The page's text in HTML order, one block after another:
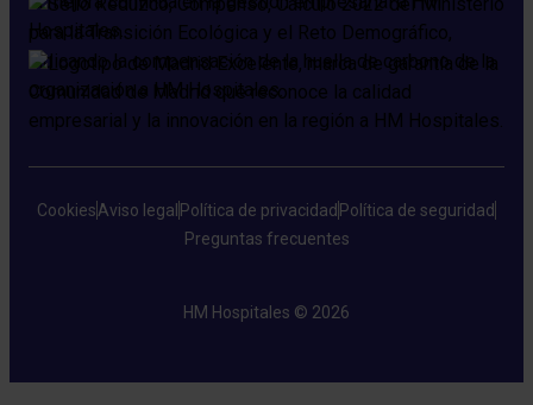
CookiesAviso legal Política de privacidad Política de seguridad
Preguntas frecuentes
HM Hospitales © 2026